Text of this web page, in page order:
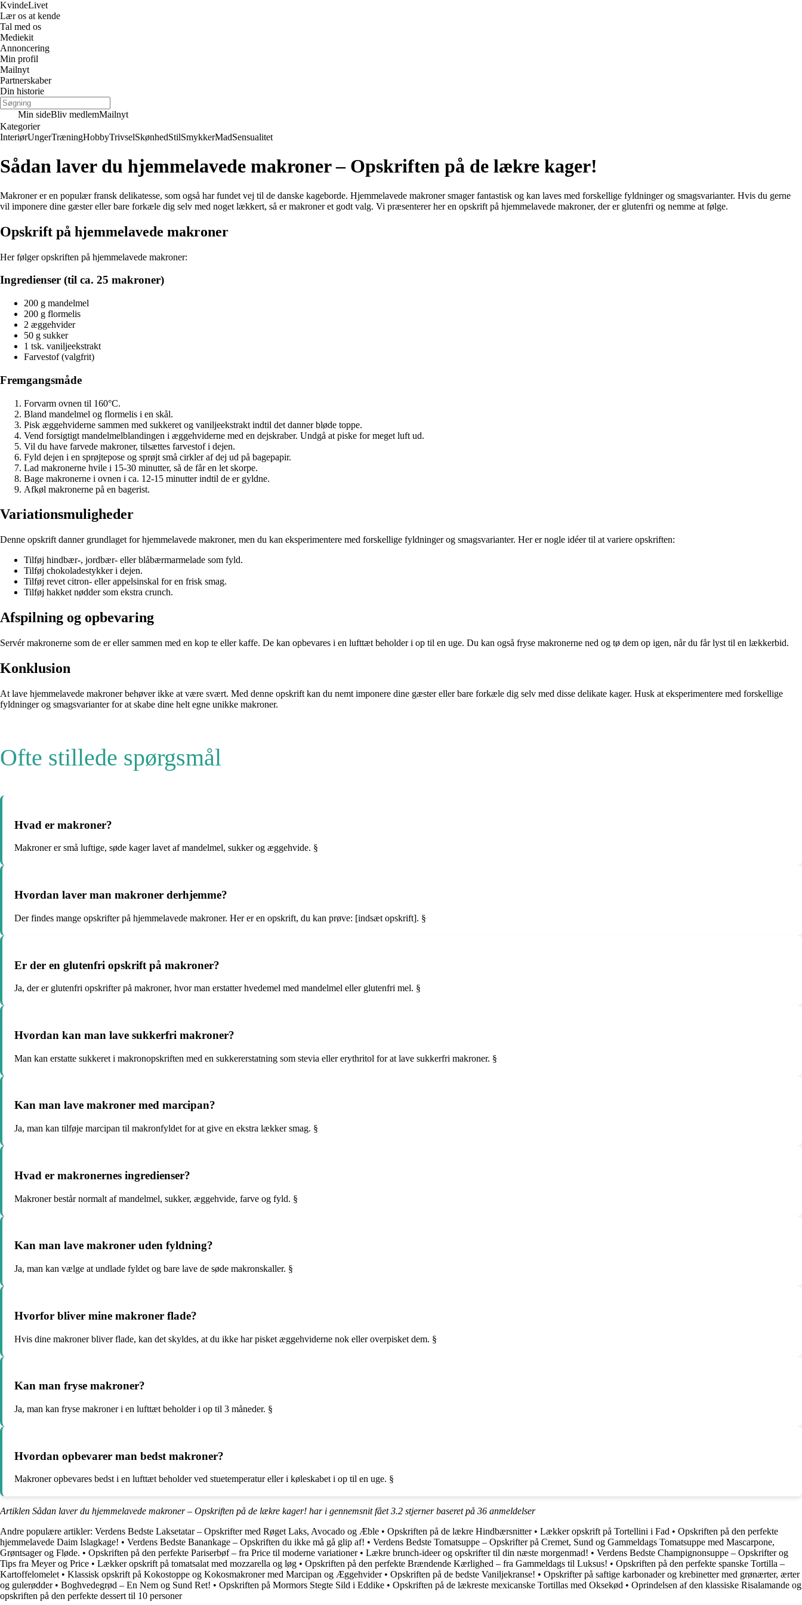
KvindeLivet
Lær os at kende
Tal med os
Mediekit
Annoncering
Min profil
Mailnyt
Partnerskaber
Din historie
Min sideBliv medlemMailnyt
Kategorier
InteriørUngerTræningHobbyTrivselSkønhedStilSmykkerMadSensualitet
Sådan laver du hjemmelavede makroner – Opskriften på de lækre kager!
Makroner er en populær fransk delikatesse, som også har fundet vej til de danske kageborde. Hjemmelavede makroner smager fantastisk og kan laves med forskellige fyldninger og smagsvarianter. Hvis du gerne
vil imponere dine gæster eller bare forkæle dig selv med noget lækkert, så er makroner et godt valg. Vi præsenterer her en opskrift på hjemmelavede makroner, der er glutenfri og nemme at følge.
Opskrift på hjemmelavede makroner
Her følger opskriften på hjemmelavede makroner:
Ingredienser (til ca. 25 makroner)
200 g mandelmel
200 g flormelis
2 æggehvider
50 g sukker
1 tsk. vaniljeekstrakt
Farvestof (valgfrit)
Fremgangsmåde
Forvarm ovnen til 160°C.
Bland mandelmel og flormelis i en skål.
Pisk æggehviderne sammen med sukkeret og vaniljeekstrakt indtil det danner bløde toppe.
Vend forsigtigt mandelmelblandingen i æggehviderne med en dejskraber. Undgå at piske for meget luft ud.
Vil du have farvede makroner, tilsættes farvestof i dejen.
Fyld dejen i en sprøjtepose og sprøjt små cirkler af dej ud på bagepapir.
Lad makronerne hvile i 15-30 minutter, så de får en let skorpe.
Bage makronerne i ovnen i ca. 12-15 minutter indtil de er gyldne.
Afkøl makronerne på en bagerist.
Variationsmuligheder
Denne opskrift danner grundlaget for hjemmelavede makroner, men du kan eksperimentere med forskellige fyldninger og smagsvarianter. Her er nogle idéer til at variere opskriften:
Tilføj hindbær-, jordbær- eller blåbærmarmelade som fyld.
Tilføj chokoladestykker i dejen.
Tilføj revet citron- eller appelsinskal for en frisk smag.
Tilføj hakket nødder som ekstra crunch.
Afspilning og opbevaring
Servér makronerne som de er eller sammen med en kop te eller kaffe. De kan opbevares i en lufttæt beholder i op til en uge. Du kan også fryse makronerne ned og tø dem op igen, når du får lyst til en lækkerbid.
Konklusion
At lave hjemmelavede makroner behøver ikke at være svært. Med denne opskrift kan du nemt imponere dine gæster eller bare forkæle dig selv med disse delikate kager. Husk at eksperimentere med forskellige
fyldninger og smagsvarianter for at skabe dine helt egne unikke makroner.
Ofte stillede spørgsmål
Hvad er makroner?
Makroner er små luftige, søde kager lavet af mandelmel, sukker og æggehvide. §
Hvordan laver man makroner derhjemme?
Der findes mange opskrifter på hjemmelavede makroner. Her er en opskrift, du kan prøve: [indsæt opskrift]. §
Er der en glutenfri opskrift på makroner?
Ja, der er glutenfri opskrifter på makroner, hvor man erstatter hvedemel med mandelmel eller glutenfri mel. §
Hvordan kan man lave sukkerfri makroner?
Man kan erstatte sukkeret i makronopskriften med en sukkererstatning som stevia eller erythritol for at lave sukkerfri makroner. §
Kan man lave makroner med marcipan?
Ja, man kan tilføje marcipan til makronfyldet for at give en ekstra lækker smag. §
Hvad er makronernes ingredienser?
Makroner består normalt af mandelmel, sukker, æggehvide, farve og fyld. §
Kan man lave makroner uden fyldning?
Ja, man kan vælge at undlade fyldet og bare lave de søde makronskaller. §
Hvorfor bliver mine makroner flade?
Hvis dine makroner bliver flade, kan det skyldes, at du ikke har pisket æggehviderne nok eller overpisket dem. §
Kan man fryse makroner?
Ja, man kan fryse makroner i en lufttæt beholder i op til 3 måneder. §
Hvordan opbevarer man bedst makroner?
Makroner opbevares bedst i en lufttæt beholder ved stuetemperatur eller i køleskabet i op til en uge. §
Artiklen Sådan laver du hjemmelavede makroner – Opskriften på de lækre kager! har i gennemsnit fået3.2 stjerner baseret på 36 anmeldelser
Andre populære artikler: Verdens Bedste Laksetatar – Opskrifter med Røget Laks, Avocado og Æble • Opskriften på de lækre Hindbærsnitter• Lækker opskrift på Tortellini i Fad • Opskriften på den perfekte
hjemmelavede Daim Islagkage! • Verdens Bedste Banankage – Opskriften du ikke må gå glip af! • Verdens Bedste Tomatsuppe – Opskrifter på Cremet, Sund og Gammeldags Tomatsuppe med Mascarpone,
Grøntsager og Fløde. • Opskriften på den perfekte Pariserbøf – fra Price til moderne variationer• Lækre brunch-ideer og opskrifter til din næste morgenmad! • Verdens Bedste Champignonsuppe – Opskrifter og
Tips fra Meyer og Price • Lækker opskrift på tomatsalat med mozzarella og løg • Opskriften på den perfekte Brændende Kærlighed – fra Gammeldags til Luksus! • Opskriften på den perfekte spanske Tortilla –
Kartoffelomelet • Klassisk opskrift på Kokostoppe og Kokosmakroner med Marcipan og Æggehvider• Opskriften på de bedste Vaniljekranse! • Opskrifter på saftige karbonader og krebinetter med grønærter, ærter
og gulerødder• Boghvedegrød – En Nem og Sund Ret! • Opskriften på Mormors Stegte Sild i Eddike • Opskriften på de lækreste mexicanske Tortillas med Oksekød • Oprindelsen af den klassiske Risalamande og
opskriften på den perfekte dessert til 10 personer